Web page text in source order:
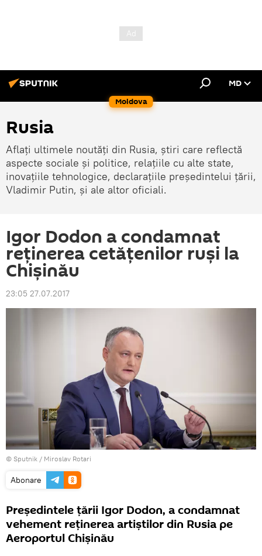
Moldova
MD
Rusia
Aflați ultimele noutăți din Rusia, știri care reflectă
aspecte sociale și politice, relațiile cu alte state,
inovațiile tehnologice, declarațiile președintelui țării,
Vladimir Putin, și ale altor oficiali.
Igor Dodon a condamnat
reţinerea cetăţenilor ruşi la
Chişinău
23:05 27.07.2017
© Sputnik / Miroslav Rotari
Abonare
Preşedintele ţării Igor Dodon, a condamnat
vehement reţinerea artiştilor din Rusia pe
Aeroportul Chişinău